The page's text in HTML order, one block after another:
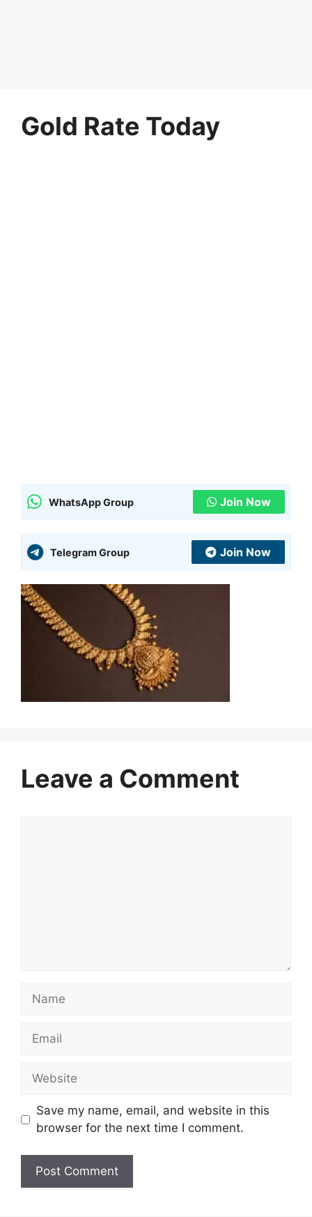
Gold Rate Today
WhatsApp Group Join Now
Telegram Group Join Now
Leave a Comment
Name
Email
Website
Save my name, email, and website in this
browser for the next time I comment.